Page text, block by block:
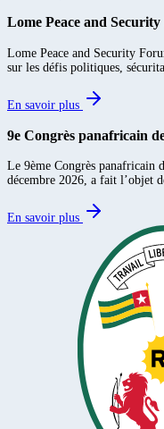
Lome Peace and
Lome Peace and Security
sur les défis politiques,
En savoir plus
9e Congrès panafricain
Le 9ème Congrès panafricain
décembre 2026, a fait l’objet
En savoir plus